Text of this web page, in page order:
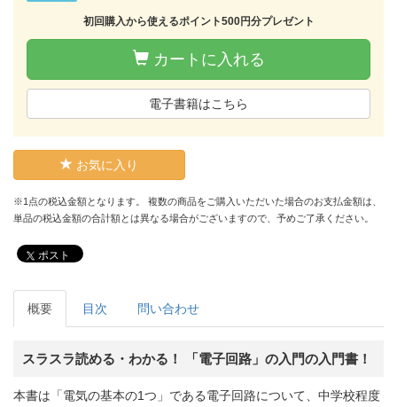
初回購入から使えるポイント500円分プレゼント
カートに入れる
電子書籍はこちら
お気に入り
※1点の税込金額となります。 複数の商品をご購入いただいた場合のお支払金額は、
単品の税込金額の合計額とは異なる場合がございますので、予めご了承ください。
ポスト
概要 目次 問い合わせ
スラスラ読める・わかる！ 「電子回路」の入門の入門書！
本書は「電気の基本の1つ」である電子回路について、中学校程度